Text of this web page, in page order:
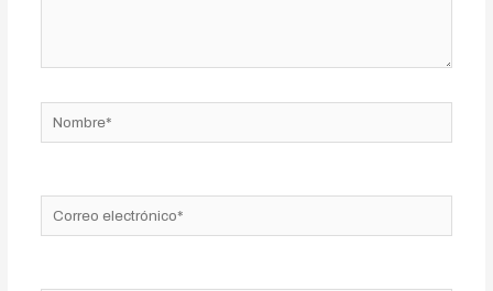
Nombre*
Correo
electrónico*